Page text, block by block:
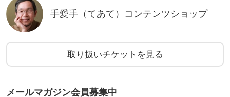
手愛手（てあて）コンテンツショップ
取り扱いチケットを見る
メールマガジン会員募集中